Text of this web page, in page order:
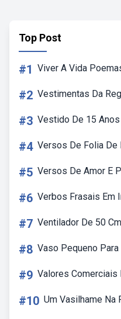
Top Post
#1 Viver A Vida
#2 Vestimentas Da
#3 Vestido De 15
#4 Versos De Folia De
#5 Versos De Amor E
#6 Verbos Frasais Em
#7 Ventilador De 50 Cm
#8 Vaso Pequeno
#9 Valores
#10 Um Vasilhame Na